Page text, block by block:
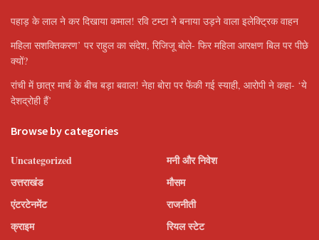
पहाड़ के लाल ने कर दिखाया कमाल! रवि टम्टा ने बनाया उड़ने वाला इलेक्ट्रिक वाहन
महिला सशक्तिकरण’ पर राहुल का संदेश, रिजिजू बोले- फिर महिला आरक्षण बिल पर पीछे
क्यों?
रांची में छात्र मार्च के बीच बड़ा बवाल! नेहा बोरा पर फेंकी गई स्याही, आरोपी ने कहा- ‘ये
देशद्रोही हैं’
Browse by categories
Uncategorized
उत्तराखंड
एंटरटेनमेंट
क्राइम
मनी और निवेश
मौसम
राजनीती
रियल स्टेट